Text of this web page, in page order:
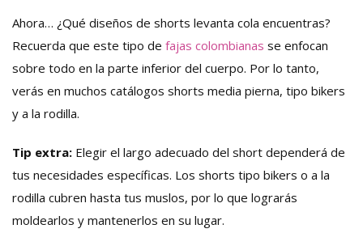
Ahora… ¿Qué diseños de shorts levanta cola encuentras?
Recuerda que este tipo de fajas colombianas se enfocan
sobre todo en la parte inferior del cuerpo. Por lo tanto,
verás en muchos catálogos shorts media pierna, tipo bikers
y a la rodilla.
Tip extra: Elegir el largo adecuado del short dependerá de
tus necesidades específicas. Los shorts tipo bikers o a la
rodilla cubren hasta tus muslos, por lo que lograrás
moldearlos y mantenerlos en su lugar.